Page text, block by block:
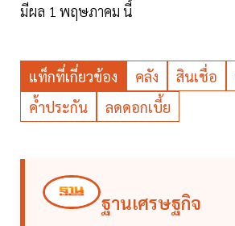
มีผล 1 พฤษภาคม นี้
แท็กที่เกี่ยวข้อง คลัง สินเชื่อ
ค้ำประกัน
ลดดอกเบี้ย
ฐานเศรษฐกิจ